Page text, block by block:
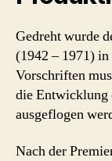
Gedreht wurde
(1942 – 1971) in
Vorschriften
die Entwicklung
ausgeflogen
Nach der